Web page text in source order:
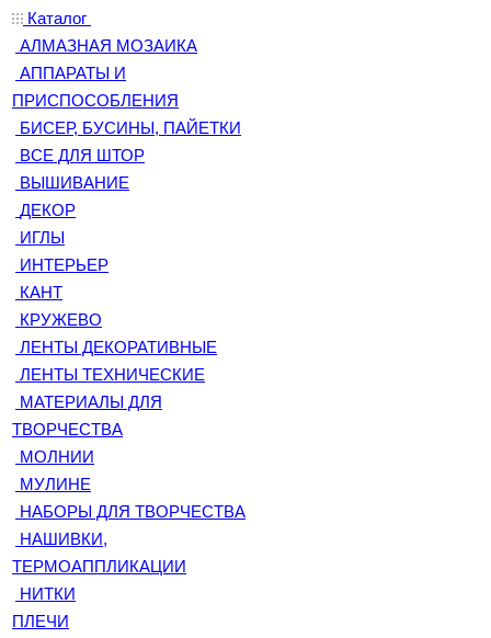
Каталог
АЛМАЗНАЯ МОЗАИКА
АППАРАТЫ И
ПРИСПОСОБЛЕНИЯ
БИСЕР, БУСИНЫ, ПАЙЕТКИ
ВСЕ ДЛЯ ШТОР
ВЫШИВАНИЕ
ДЕКОР
ИГЛЫ
ИНТЕРЬЕР
КАНТ
КРУЖЕВО
ЛЕНТЫ ДЕКОРАТИВНЫЕ
ЛЕНТЫ ТЕХНИЧЕСКИЕ
МАТЕРИАЛЫ ДЛЯ
ТВОРЧЕСТВА
МОЛНИИ
МУЛИНЕ
НАБОРЫ ДЛЯ ТВОРЧЕСТВА
НАШИВКИ,
ТЕРМОАППЛИКАЦИИ
НИТКИ
ПЛЕЧИ